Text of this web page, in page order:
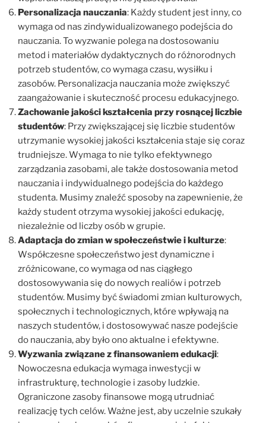
Personalizacja nauczania: Każdy student jest inny, co
wymaga od nas zindywidualizowanego podejścia do
nauczania. To wyzwanie polega na dostosowaniu
metod i materiałów dydaktycznych do różnorodnych
potrzeb studentów, co wymaga czasu, wysiłku i
zasobów. Personalizacja nauczania może zwiększyć
zaangażowanie i skuteczność procesu edukacyjnego.
Zachowanie jakości kształcenia przy rosnącej liczbie
studentów: Przy zwiększającej się liczbie studentów
utrzymanie wysokiej jakości kształcenia staje się coraz
trudniejsze. Wymaga to nie tylko efektywnego
zarządzania zasobami, ale także dostosowania metod
nauczania i indywidualnego podejścia do każdego
studenta. Musimy znaleźć sposoby na zapewnienie, że
każdy student otrzyma wysokiej jakości edukację,
niezależnie od liczby osób w grupie.
Adaptacja do zmian w społeczeństwie i kulturze:
Współczesne społeczeństwo jest dynamiczne i
zróżnicowane, co wymaga od nas ciągłego
dostosowywania się do nowych realiów i potrzeb
studentów. Musimy być świadomi zmian kulturowych,
społecznych i technologicznych, które wpływają na
naszych studentów, i dostosowywać nasze podejście
do nauczania, aby było ono aktualne i efektywne.
Wyzwania związane z finansowaniem edukacji:
Nowoczesna edukacja wymaga inwestycji w
infrastrukturę, technologie i zasoby ludzkie.
Ograniczone zasoby finansowe mogą utrudniać
realizację tych celów. Ważne jest, aby uczelnie szukały